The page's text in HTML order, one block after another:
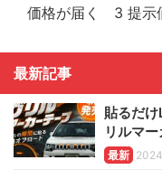
最新記事
貼るだ
リルマ
最新